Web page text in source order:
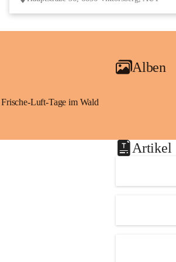
Alben
Frische-Luft-Tage im Wald
Artikel